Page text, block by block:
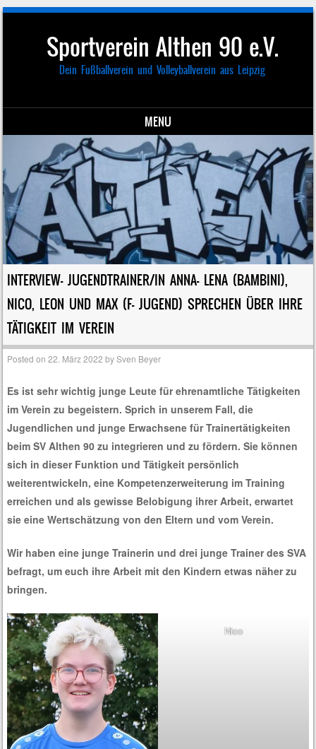
Sportverein Althen 90 e.V.
Dein Fußballverein und Volleyballverein aus Leipzig
MENU
Skip to content
INTERVIEW- JUGENDTRAINER/IN ANNA- LENA (BAMBINI),
NICO, LEON UND MAX (F- JUGEND) SPRECHEN ÜBER IHRE
TÄTIGKEIT IM VEREIN
Posted on22. März 2022 bySven Beyer
Es ist sehr wichtig junge Leute für ehrenamtliche Tätigkeiten
im Verein zu begeistern. Sprich in unserem Fall, die
Jugendlichen und junge Erwachsene für Trainertätigkeiten
beim SV Althen 90 zu integrieren und zu fördern. Sie können
sich in dieser Funktion und Tätigkeit persönlich
weiterentwickeln, eine Kompetenzerweiterung im Training
erreichen und als gewisse Belobigung ihrer Arbeit, erwartet
sie eine Wertschätzung von den Eltern und vom Verein.
Wir haben eine junge Trainerin und drei junge Trainer des SVA
befragt, um euch ihre Arbeit mit den Kindern etwas näher zu
bringen.
Nico